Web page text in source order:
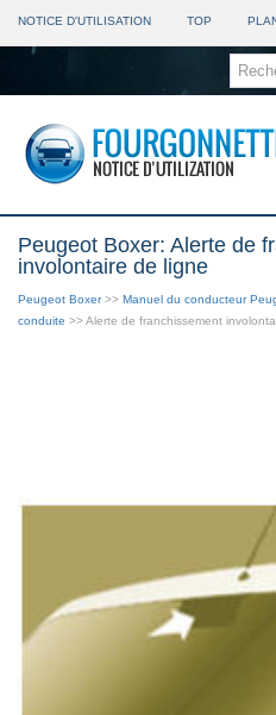
NOTICE D'UTILISATION TOP
Peugeot Boxer: Alerte de
involontaire de ligne
Peugeot Boxer>> Manuel du conducteur
conduite >> Alerte de franchissement